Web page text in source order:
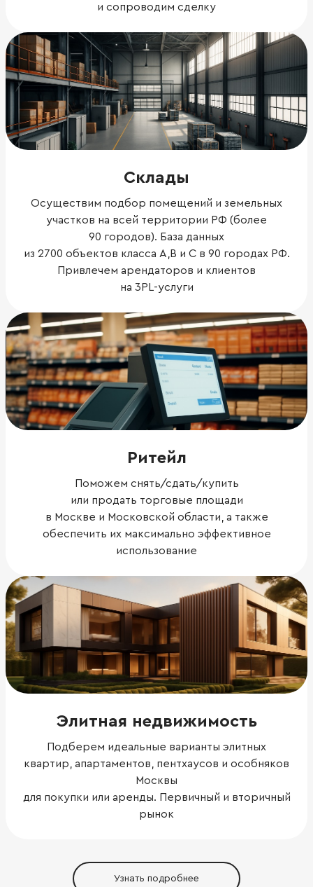
и сопроводим сделку
Склады
Осуществим подбор помещений и земельных
участков на всей территории РФ (более
90 городов). База данных
из 2700 объектов класса А,В и С в 90 городах РФ.
Привлечем арендаторов и клиентов
на 3PL-услуги
Ритейл
Поможем снять/сдать/купить
или продать торговые площади
в Москве и Московской области, а также
обеспечить их максимально эффективное
использование
Элитная недвижимость
Подберем идеальные варианты элитных
квартир, апартаментов, пентхаусов и особняков
Москвы
для покупки или аренды. Первичный и вторичный
рынок
Узнать подробнее